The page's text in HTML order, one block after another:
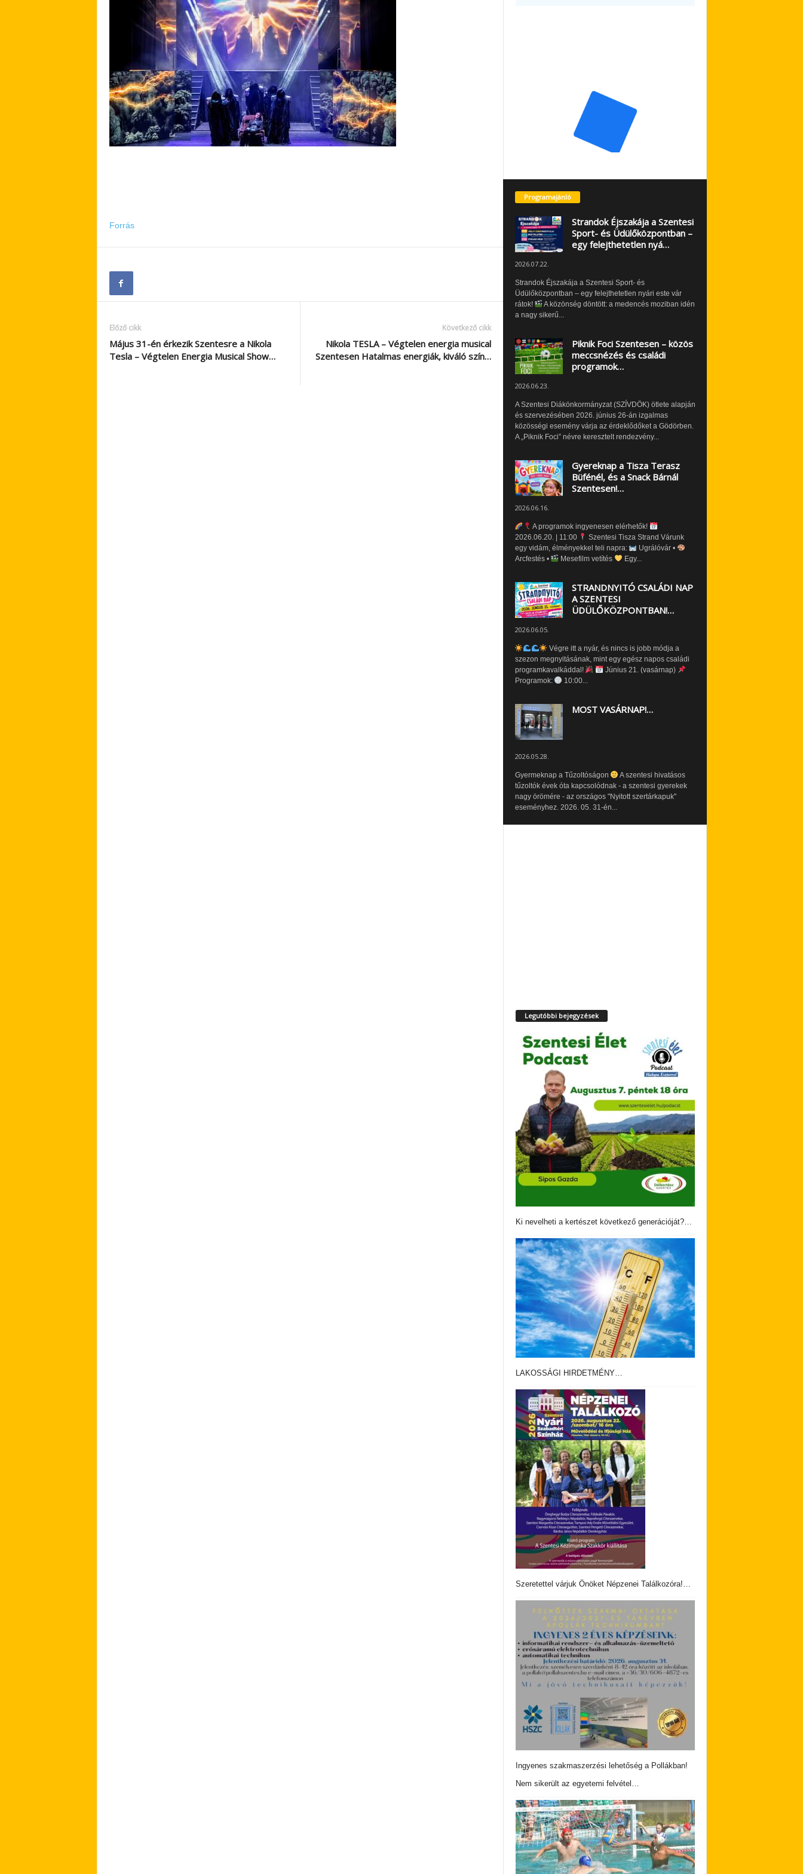
Forrás
Előző cikk
Május 31-én érkezik Szentesre a Nikola
Tesla – Végtelen Energia Musical Show…
Következő cikk
Nikola TESLA – Végtelen energia musical
Szentesen Hatalmas energiák, kiváló szín…
Programajánló
Strandok Éjszakája a Szentesi
Sport- és Üdülőközpontban –
egy felejthetetlen nyá…
2026.07.22.
Strandok Éjszakája a Szentesi Sport- és
Üdülőközpontban – egy felejthetetlen nyári este vár
rátok!
A közönség döntött: a medencés moziban idén
a nagy sikerű...
Piknik Foci Szentesen – közös
meccsnézés és családi
programok…
2026.06.23.
A Szentesi Diákönkormányzat (SZÍVDÖK) ötlete alapján
és szervezésében 2026. június 26-án izgalmas
közösségi esemény várja az érdeklődőket a Gödörben.
A „Piknik Foci” névre keresztelt rendezvény...
Gyereknap a Tisza Terasz
Büfénél, és a Snack Bárnál
Szentesen!…
2026.06.16.
A programok ingyenesen elérhetők!
2026.06.20. | 11:00
Szentesi Tisza Strand Várunk
egy vidám, élményekkel teli napra:
Ugrálóvár •
Arcfestés •
Mesefilm vetítés Egy...
STRANDNYITÓ CSALÁDI NAP
A SZENTESI
ÜDÜLŐKÖZPONTBAN!…
2026.06.05.
Végre itt a nyár, és nincs is jobb módja a
szezon megnyitásának, mint egy egész napos családi
programkavalkáddal!
Június 21. (vasárnap)
Programok:
10:00...
MOST VASÁRNAP!…
2026.05.28.
Gyermeknap a Tűzoltóságon
A szentesi hivatásos
tűzoltók évek óta kapcsolódnak - a szentesi gyerekek
nagy örömére - az országos "Nyitott szertárkapuk"
eseményhez. 2026. 05. 31-én...
Legutóbbi bejegyzések
Ki nevelheti a kertészet következő generációját?…
LAKOSSÁGI HIRDETMÉNY…
Szeretettel várjuk Önöket Népzenei Találkozóra!…
Ingyenes szakmaszerzési lehetőség a Pollákban!
Nem sikerült az egyetemi felvétel…